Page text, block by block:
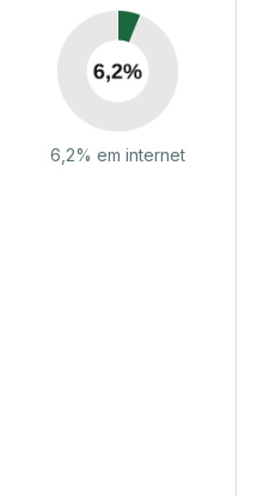
6,2% em internet